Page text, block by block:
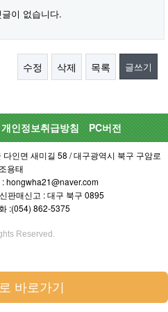
이 없습니다.
수정 삭제 목록 글쓰기
개인정보취급방침 PC버전
인면 새미길 58 / 대구광역시 북구 구암로
용태
hongwha21@naver.com
판매신고 : 대구 북구 0895
:(054) 862-5375
Reserved.
바로가기